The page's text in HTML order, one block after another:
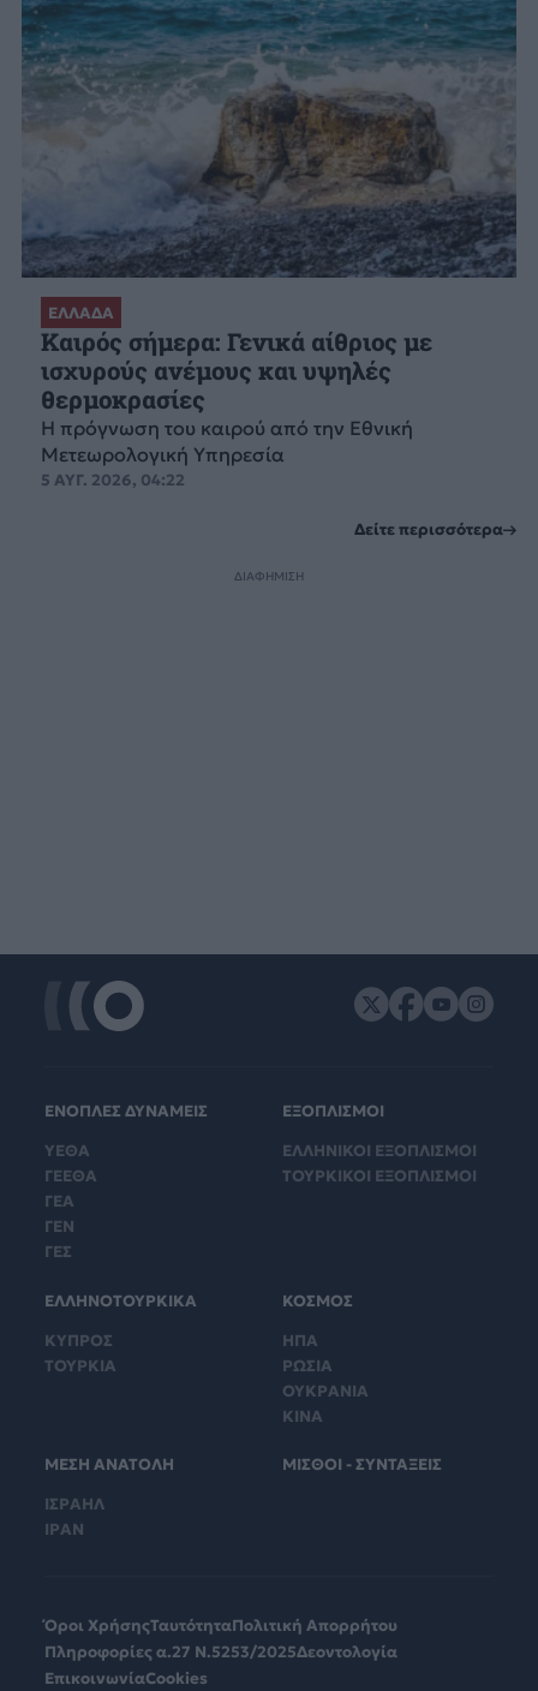
ΕΛΛΑΔΑ
Καιρός σήμερα: Γενικά αίθριος με
ισχυρούς ανέμους και υψηλές
θερμοκρασίες
Η πρόγνωση του καιρού από την Εθνική
Μετεωρολογική Υπηρεσία
5 ΑΥΓ. 2026, 04:22
Δείτε περισσότερα
ΔΙΑΦΗΜΙΣΗ
ΕΝΟΠΛΕΣ ΔΥΝΑΜΕΙΣ
ΥΕΘΑ
ΓΕΕΘΑ
ΓΕΑ
ΓΕΝ
ΓΕΣ
ΕΞΟΠΛΙΣΜΟΙ
ΕΛΛΗΝΙΚΟΙ ΕΞΟΠΛΙΣΜΟΙ
ΤΟΥΡΚΙΚΟΙ ΕΞΟΠΛΙΣΜΟΙ
ΕΛΛΗΝΟΤΟΥΡΚΙΚΑ
ΚΥΠΡΟΣ
ΤΟΥΡΚΙΑ
ΚΟΣΜΟΣ
ΗΠΑ
ΡΩΣΙΑ
ΟΥΚΡΑΝΙΑ
ΚΙΝΑ
ΜΕΣΗ ΑΝΑΤΟΛΗ
ΙΣΡΑΗΛ
ΙΡΑΝ
ΜΙΣΘΟΙ - ΣΥΝΤΑΞΕΙΣ
Όροι ΧρήσηςΤαυτότηταΠολιτική Απορρήτου
Πληροφορίες α.27 Ν.5253/2025Δεοντολογία
ΕπικοινωνίαCookies